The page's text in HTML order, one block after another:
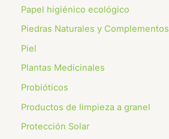
⁠Papel higiénico ecológico
Piedras Naturales y Complementos
Piel
Plantas Medicinales
Probióticos
Productos de limpieza a granel
Protección Solar